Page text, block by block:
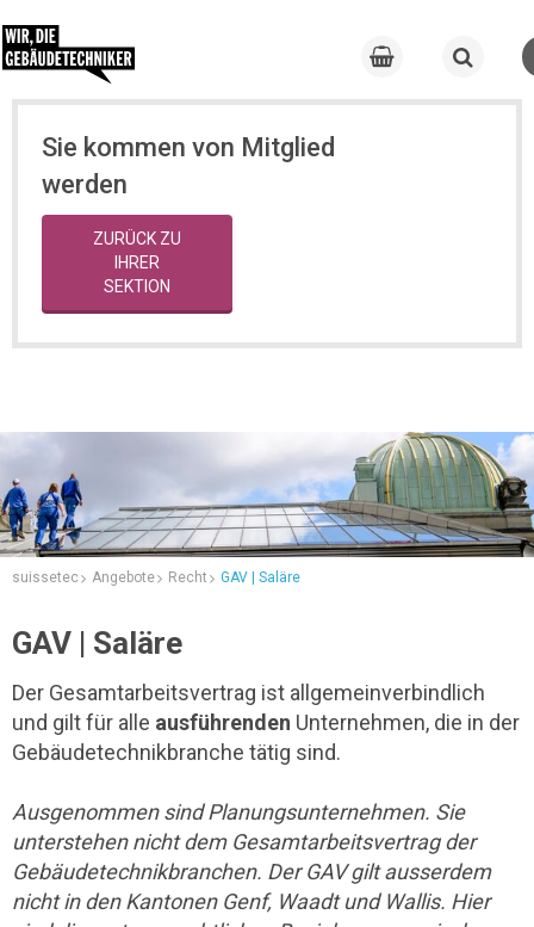
Sie kommen von Mitglied
werden
ZURÜCK ZU
IHRER
SEKTION
suissetec Angebote Recht GAV | Saläre
GAV | Saläre
Der Gesamtarbeitsvertrag ist allgemeinverbindlich
und gilt für alle ausführenden Unternehmen, die in der
Gebäudetechnikbranche tätig sind.
Ausgenommen sind Planungsunternehmen. Sie
unterstehen nicht dem Gesamtarbeitsvertrag der
Gebäudetechnikbranchen. Der GAV gilt ausserdem
nicht in den Kantonen Genf, Waadt und Wallis. Hier